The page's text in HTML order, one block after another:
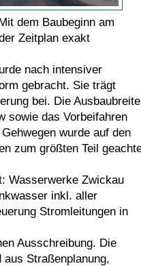
dem Baubeginn am
Zeitplan exakt
nach intensiver
gebracht. Sie trägt
bei. Die Ausbaubreite
sowie das Vorbeifahren
wurde auf den
zum größten Teil
Wasserwerke Zwickau
inkl. aller
Stromleitungen in
Ausschreibung. Die
Straßenplanung,